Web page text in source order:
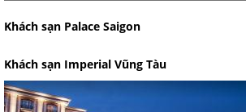
Khách sạn Palace Saigon
Khách sạn Imperial Vũng Tàu